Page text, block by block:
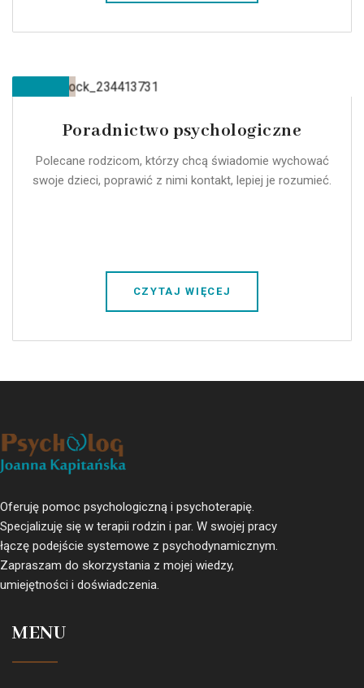
Poradnictwo psychologiczne
Polecane rodzicom, którzy chcą świadomie wychować
swoje dzieci, poprawić z nimi kontakt, lepiej je rozumieć.
CZYTAJ WIĘCEJ
Oferuję pomoc psychologiczną i psychoterapię.
Specjalizuję się w terapii rodzin i par. W swojej pracy
łączę podejście systemowe z psychodynamicznym.
Zapraszam do skorzystania z mojej wiedzy,
umiejętności i doświadczenia.
MENU